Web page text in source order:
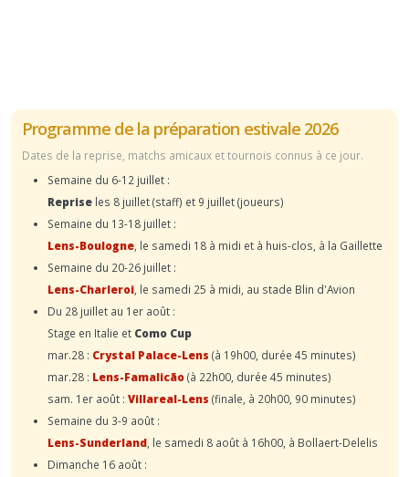
Programme de la préparation estivale 2026
Dates de la reprise, matchs amicaux et tournois connus à ce jour.
Semaine du 6-12 juillet :
Reprise les 8 juillet (staff) et 9 juillet (joueurs)
Semaine du 13-18 juillet :
Lens-Boulogne , le samedi 18 à midi et à huis-clos, à la Gaillette
Semaine du 20-26 juillet :
Lens-Charleroi , le samedi 25 à midi, au stade Blin d'Avion
Du 28 juillet au 1er août :
Stage en Italie et Como Cup
mar.28 : Crystal Palace-Lens (à 19h00, durée 45 minutes)
mar.28 : Lens-Famalicão(à 22h00, durée 45 minutes)
sam. 1er août : Villareal-Lens (finale, à 20h00, 90 minutes)
Semaine du 3-9 août :
Lens-Sunderland , le samedi 8 août à 16h00, à Bollaert-Delelis
Dimanche 16 août :